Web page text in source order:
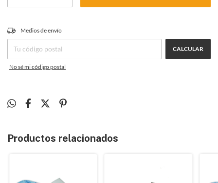
Entregas para el CP:
Medios de envío
CALCULAR
No sé mi código postal
Productos relacionados